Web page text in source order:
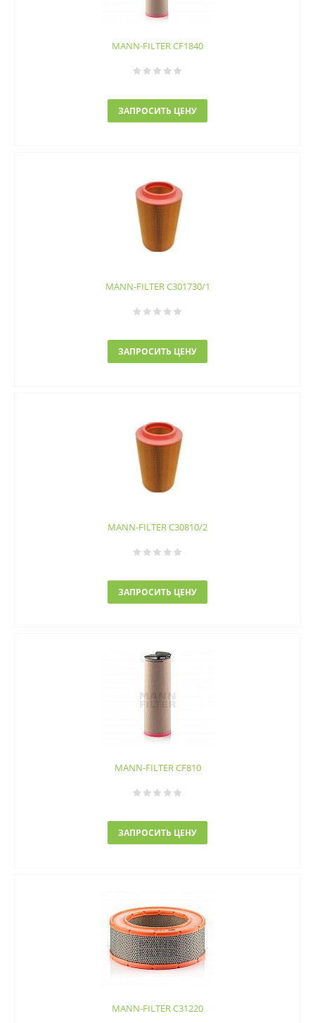
MANN-FILTER CF1840
ЗАПРОСИТЬ ЦЕНУ
MANN-FILTER C301730/1
ЗАПРОСИТЬ ЦЕНУ
MANN-FILTER C30810/2
ЗАПРОСИТЬ ЦЕНУ
MANN-FILTER CF810
ЗАПРОСИТЬ ЦЕНУ
MANN-FILTER C31220